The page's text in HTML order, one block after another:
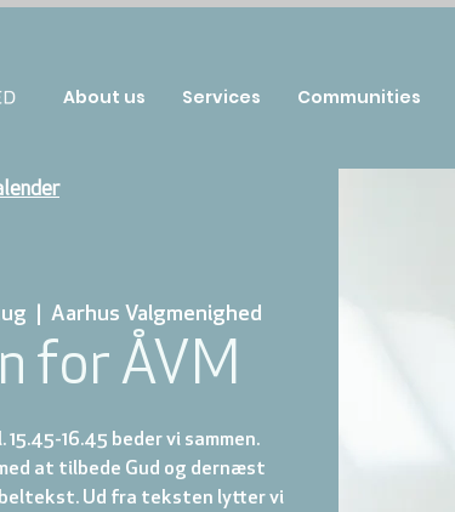
Aarhus Valgmenighed
for ÅVM
15.45-16.45 beder vi sammen.
at tilbede Gud og dernæst
Ud fra teksten lytter vi
About us Services Communities